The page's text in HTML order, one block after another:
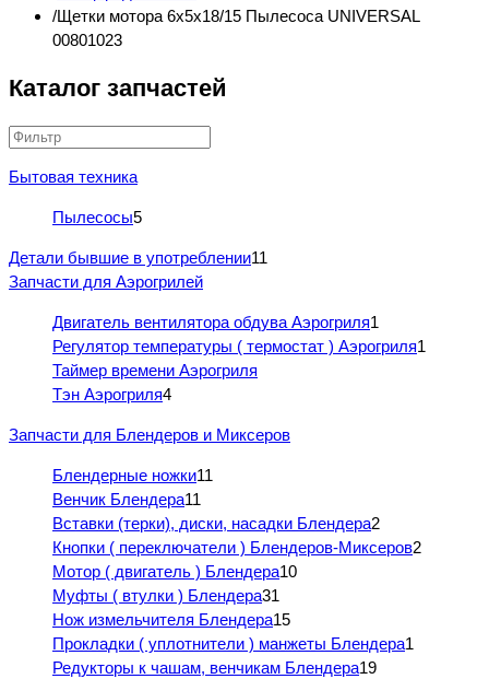
Щетки мотора 6x5x18/15 Пылесоса UNIVERSAL
00801023
Каталог запчастей
Бытовая техника
Пылесосы5
Детали бывшие в употреблении11
Запчасти для Аэрогрилей
Двигатель вентилятора обдува Аэрогриля1
Регулятор температуры ( термостат ) Аэрогриля1
Таймер времени Аэрогриля
Тэн Аэрогриля4
Запчасти для Блендеров и Миксеров
Блендерные ножки11
Венчик Блендера11
Вставки (терки), диски, насадки Блендера2
Кнопки ( переключатели ) Блендеров-Миксеров2
Мотор ( двигатель ) Блендера10
Муфты ( втулки ) Блендера31
Нож измельчителя Блендера15
Прокладки ( уплотнители ) манжеты Блендера1
Редукторы к чашам, венчикам Блендера19